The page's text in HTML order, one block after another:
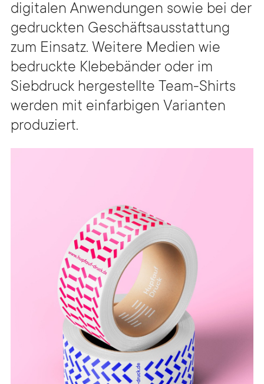
digitalen Anwendungen sowie bei der
gedruckten Geschäftsausstattung
zum Einsatz. Weitere Medien wie
bedruckte Klebebänder oder im
Siebdruck hergestellte Team-Shirts
werden mit einfarbigen Varianten
produziert.